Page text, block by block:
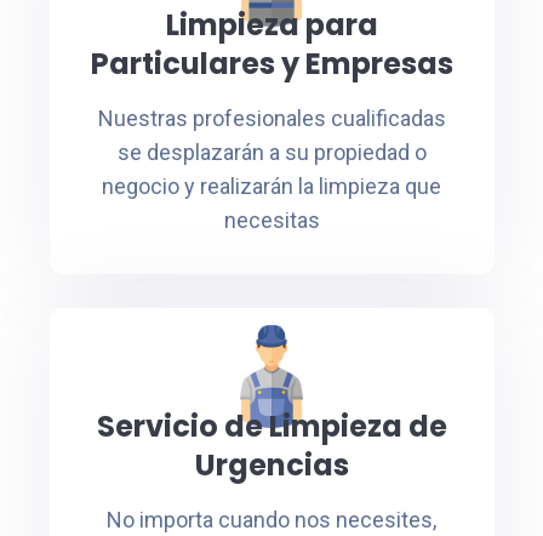
Limpieza para
Particulares y Empresas
Nuestras profesionales cualificadas
se desplazarán a su propiedad o
negocio y realizarán la limpieza que
necesitas
Servicio de Limpieza de
Urgencias
No importa cuando nos necesites,